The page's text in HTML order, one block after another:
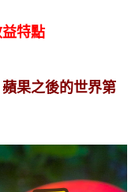
特點
果之後的世界第